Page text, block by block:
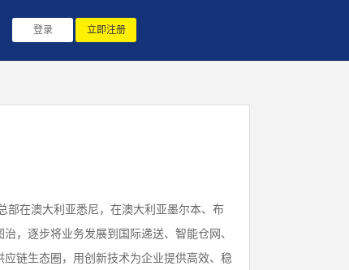
登录 立即注册
部在澳大利亚悉尼，在澳大利亚墨尔本、布
，逐步将业务发展到国际递送、智能仓网、
链生态圈，用创新技术为企业提供高效、稳